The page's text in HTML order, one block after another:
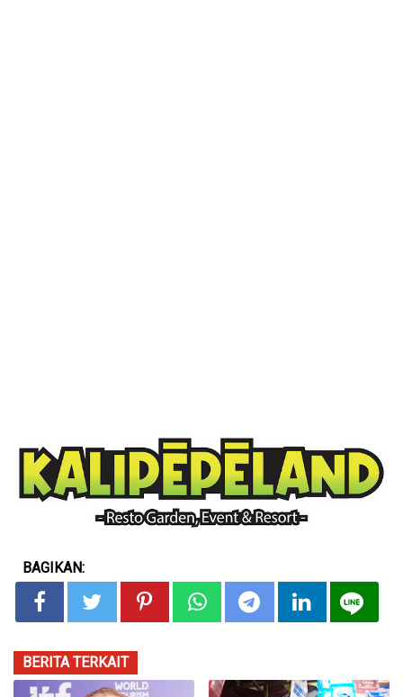
BAGIKAN:
BERITA TERKAIT